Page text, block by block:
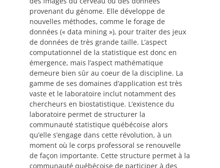
provenant du génome. Elle développe de
nouvelles méthodes, comme le forage de
données (« data mining »), pour traiter des jeux
de données de très grande taille. L’aspect
computationnel de la statistique est donc en
émergence, mais l’aspect mathématique
demeure bien sûr au coeur de la discipline. La
gamme de ses domaines d’application est très
vaste et le laboratoire inclut notamment des
chercheurs en biostatistique. L’existence du
laboratoire permet de structurer la
communauté statistique québécoise alors
qu’elle s’engage dans cette révolution, à un
moment où le corps professoral se renouvelle
de façon importante. Cette structure permet à la
communauté québécoise de participer à des